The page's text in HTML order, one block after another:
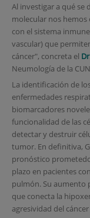
Al investigar a qué se
molecular nos
con el sistema
vascular) que
cáncer", concreta el
Neumología de la
La identificación de
enfermedades
biomarcadores
funcionalidad de las
detectar y destruir
tumor. En definitiva,
pronóstico
plazo en pacientes
pulmón. Su aumento
que conecta la
agresividad del